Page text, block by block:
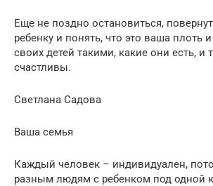
Еще не поздно остановиться,
ребенку и понять, что это ваша плоть
своих детей такими, какие они есть, и
счастливы.
Светлана Садова
Ваша семья
Каждый человек – индивидуален,
разным людям с ребенком под одной